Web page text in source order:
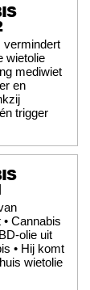
wietolie
mediwiet
en
trigger
Cannabis
olie uit
• Hij komt
wietolie